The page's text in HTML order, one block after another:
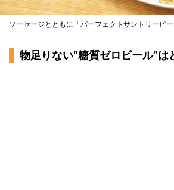
ソーセージとともに「パーフェクトサントリービ
物足りない“糖質ゼロビール”は